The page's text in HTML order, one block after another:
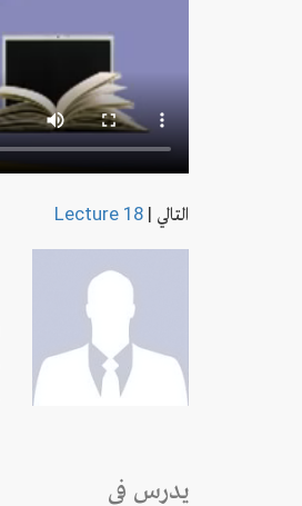
التالي |
Lecture 18
يدرس في